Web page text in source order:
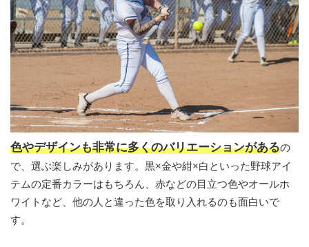
色やデザインも非常に多くのバリエーションがあるの
で、選ぶ楽しみがあります。黒×金や紺×白といった野球アイ
テムの定番カラーはもちろん、赤などの目立つ色やオールホ
ワイトなど、他の人と違った色を取り入れるのも面白いで
す。